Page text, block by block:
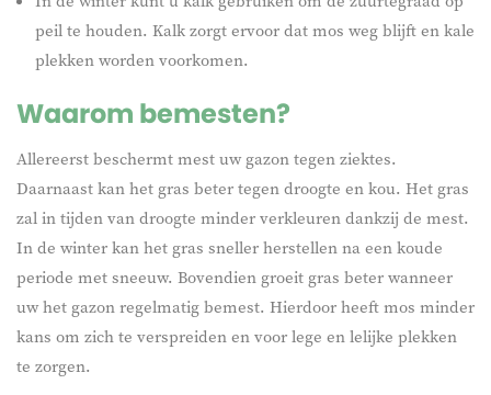
peil te houden. Kalk zorgt ervoor dat mos weg blijft en kale
plekken worden voorkomen.
Waarom bemesten?
Allereerst beschermt mest uw gazon tegen ziektes.
Daarnaast kan het gras beter tegen droogte en kou. Het gras
zal in tijden van droogte minder verkleuren dankzij de mest.
In de winter kan het gras sneller herstellen na een koude
periode met sneeuw. Bovendien groeit gras beter wanneer
uw het gazon regelmatig bemest. Hierdoor heeft mos minder
kans om zich te verspreiden en voor lege en lelijke plekken
te zorgen.